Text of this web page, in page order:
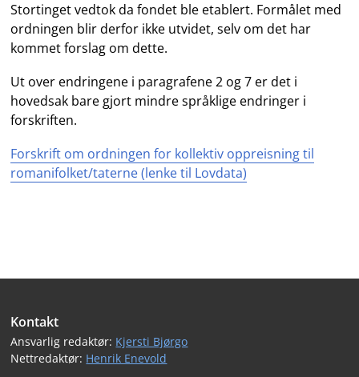
Stortinget vedtok da fondet ble etablert. Formålet med
ordningen blir derfor ikke utvidet, selv om det har
kommet forslag om dette.
Ut over endringene i paragrafene 2 og 7 er det i
hovedsak bare gjort mindre språklige endringer i
forskriften.
Forskrift om ordningen for kollektiv oppreisning til
romanifolket/taterne (lenke til Lovdata)
Bunntekst
Kontakt
Ansvarlig redaktør: Kjersti Bjørgo
Nettredaktør: Henrik Enevold